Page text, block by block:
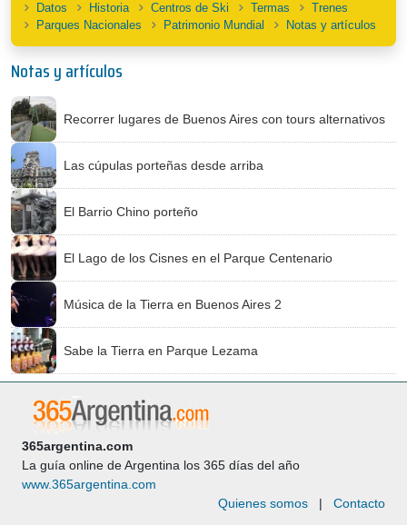
Datos Historia Centros de Ski Termas
Trenes
Parques Nacionales
Patrimonio Mundial Notas y artículos
Notas y artículos
Recorrer lugares de Buenos Aires con tours alternativos
Las cúpulas porteñas desde arriba
El Barrio Chino porteño
El Lago de los Cisnes en el Parque Centenario
Música de la Tierra en Buenos Aires 2
Sabe la Tierra en Parque Lezama
365argentina.com
La guía online de Argentina los 365 días del año
www.365argentina.com
Quienes somos | Contacto